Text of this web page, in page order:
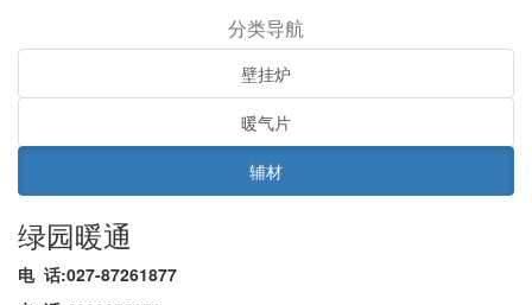
分类导航
壁挂炉
暖气片
辅材
绿园暖通
电 话:027-87261877